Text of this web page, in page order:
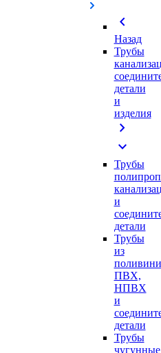
chevron_left
Назад
Трубы
детали
и
изделия
chevron_right
expand_more
Трубы
и
детали
Трубы
из
ПВХ,
НПВХ
и
детали
Трубы
чугунные